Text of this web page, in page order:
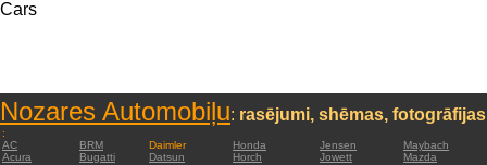
Cars
Nozares Automobiļu: rasējumi, shēmas,
:
AC
BRM Daimler Honda Jensen
Maybach
Acura
Bugatti Datsun Horch Jowett
Mazda